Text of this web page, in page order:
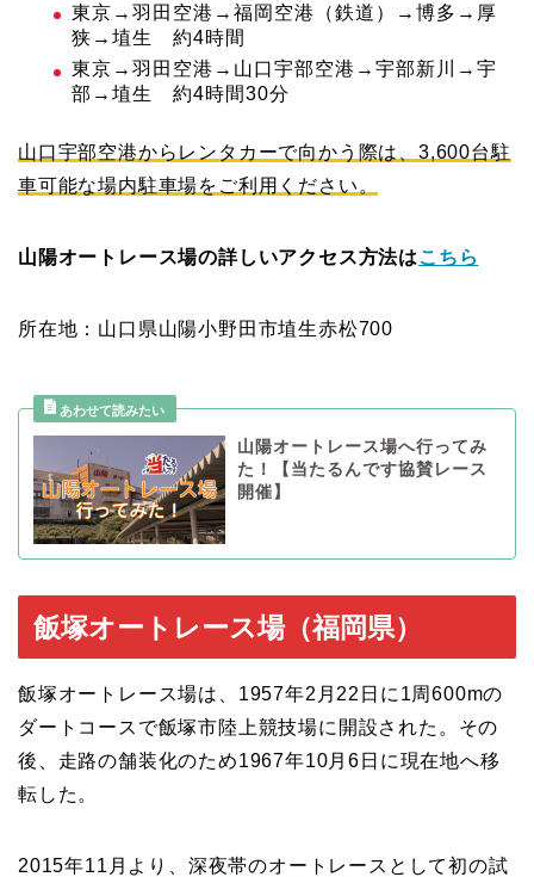
東京→羽田空港→福岡空港（鉄道）→博多→厚
狭→埴生 約4時間
東京→羽田空港→山口宇部空港→宇部新川→宇
部→埴生 約4時間30分
山口宇部空港からレンタカーで向かう際は、 3,600台駐
車可能な場内駐車場をご利用ください。
山陽オートレース場の詳しいアクセス方法は こちら
所在地：山口県山陽小野田市埴生赤松700
山陽オートレース場へ行ってみ
た！【当たるんです協賛レース
開催】
飯塚オートレース場（福岡県）
飯塚オートレース場は、1957年2月22日に1周600mの
ダートコースで飯塚市陸上競技場に開設された。その
後、走路の舗装化のため1967年10月6日に現在地へ移
転した。
2015年11月より、深夜帯のオートレースとして初の試